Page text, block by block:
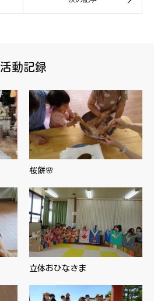
活動記録
桜餅🌸
立体おひなさま